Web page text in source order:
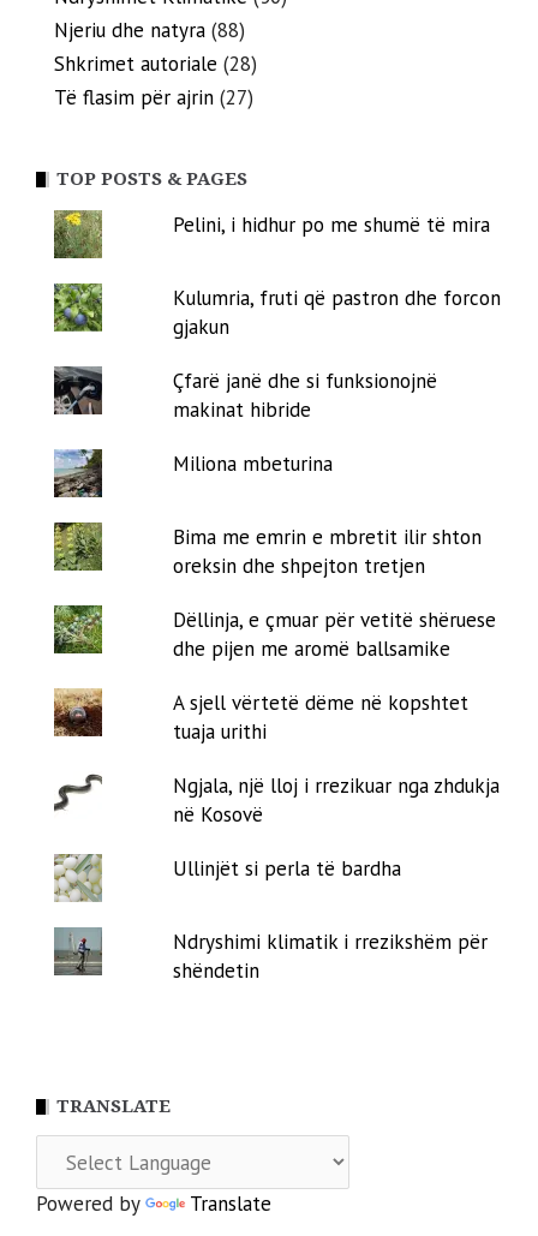
Njeriu dhe natyra (88)
Shkrimet autoriale (28)
Të flasim për ajrin (27)
TOP POSTS & PAGES
Pelini, i hidhur po me shumë të mira
Kulumria, fruti që pastron dhe forcon
gjakun
Çfarë janë dhe si funksionojnë
makinat hibride
Miliona mbeturina
Bima me emrin e mbretit ilir shton
oreksin dhe shpejton tretjen
Dëllinja, e çmuar për vetitë shëruese
dhe pijen me aromë ballsamike
A sjell vërtetë dëme në kopshtet
tuaja urithi
Ngjala, një lloj i rrezikuar nga zhdukja
në Kosovë
Ullinjët si perla të bardha
Ndryshimi klimatik i rrezikshëm për
shëndetin
TRANSLATE
Powered by Translate